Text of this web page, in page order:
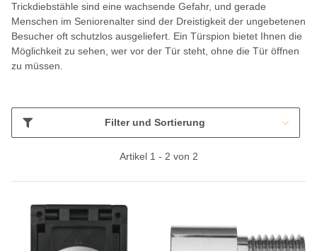
Trickdiebstähle sind eine wachsende Gefahr, und gerade
Menschen im Seniorenalter sind der Dreistigkeit der ungebetenen
Besucher oft schutzlos ausgeliefert. Ein Türspion bietet Ihnen die
Möglichkeit zu sehen, wer vor der Tür steht, ohne die Tür öffnen
zu müssen.
Filter und Sortierung
Artikel 1 - 2 von 2